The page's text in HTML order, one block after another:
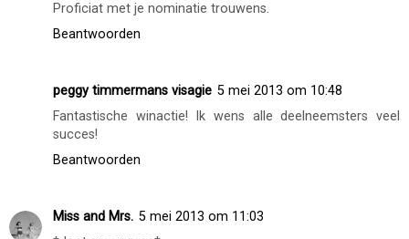
Proficiat met je nominatie trouwens.
Beantwoorden
peggy timmermans visagie 5 mei 2013 om 10:48
Fantastische winactie! Ik wens alle deelneemsters veel
succes!
Beantwoorden
Miss and Mrs. 5 mei 2013 om 11:03